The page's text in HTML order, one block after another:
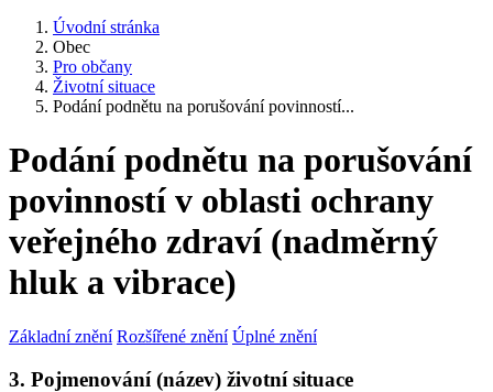
Úvodní stránka
Obec
Pro občany
Životní situace
Podání podnětu na porušování povinností...
Podání podnětu na porušování
povinností v oblasti ochrany
veřejného zdraví (nadměrný
hluk a vibrace)
Základní znění Rozšířené znění Úplné znění
3. Pojmenování (název) životní situace